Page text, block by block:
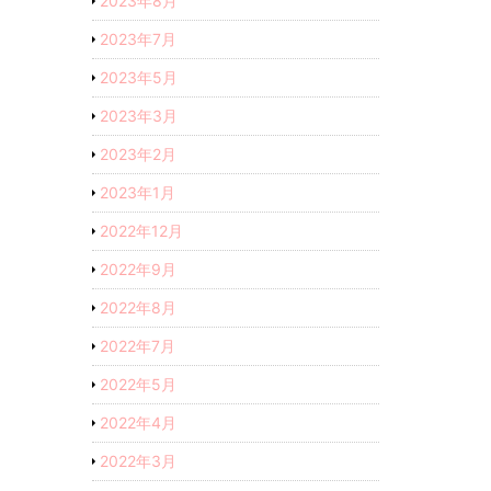
2023年7月
2023年5月
2023年3月
2023年2月
2023年1月
2022年12月
2022年9月
2022年8月
2022年7月
2022年5月
2022年4月
2022年3月